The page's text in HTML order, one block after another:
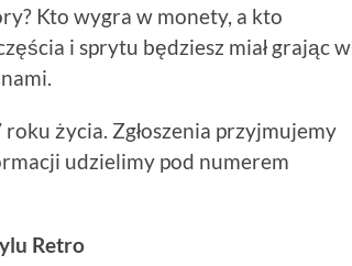
Kto wygra w monety, a kto
i sprytu będziesz miał grając w
życia. Zgłoszenia przyjmujemy
udzielimy pod numerem
Retro